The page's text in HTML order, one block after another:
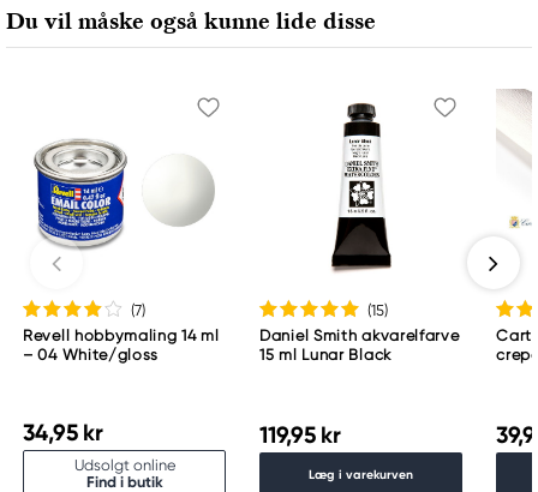
Du vil måske også kunne lide disse
(7)
Revell hobbymaling 14 ml
– 04 White/gloss
34,95 kr
Udsolgt online
Find i butik
(15)
Daniel Smith akvarelfarve
15 ml Lunar Black
119,95 kr
Læg i varekurven